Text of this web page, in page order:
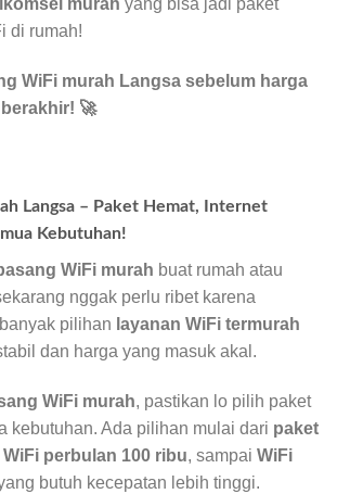
murah yang bisa jadi paket
di rumah!
WiFi murah Langsa sebelum harga
🚀
Langsa – Paket Hemat, Internet
Kebutuhan!
WiFi murah buat rumah atau
nggak perlu ribet karena
pilihan layanan WiFi termurah
dan harga yang masuk akal.
WiFi murah, pastikan lo pilih paket
kebutuhan. Ada pilihan mulai dari paket
WiFi perbulan 100 ribu, sampai WiFi
butuh kecepatan lebih tinggi.